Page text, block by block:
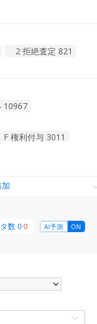
2 拒絶査定 821
10967
F 権利付与 3011
数00 AI予測 ON